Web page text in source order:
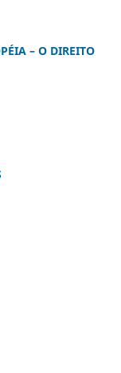
– O DIREITO